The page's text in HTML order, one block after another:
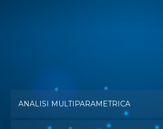
ANALISI MULTIPARAMETRICA